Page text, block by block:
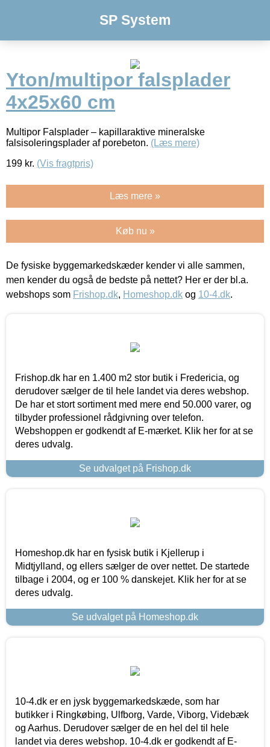
SP System
Yton/multipor falsplader
4x25x60 cm
Multipor Falsplader – kapillaraktive mineralske
falsisoleringsplader af porebeton. (Læs mere)
199 kr. (Vis fragtpris)
Læs mere »
Køb nu »
De fysiske byggemarkedskæder kender vi alle sammen,
men kender du også de bedste på nettet? Her er der bl.a.
webshops som Frishop.dk, Homeshop.dk og 10-4.dk.
Frishop.dk har en 1.400 m2 stor butik i Fredericia, og
derudover sælger de til hele landet via deres webshop.
De har et stort sortiment med mere end 50.000 varer, og
tilbyder professionel rådgivning over telefon.
Webshoppen er godkendt af E-mærket. Klik her for at se
deres udvalg.
Se udvalget på Frishop.dk
Homeshop.dk har en fysisk butik i Kjellerup i
Midtjylland, og ellers sælger de over nettet. De startede
tilbage i 2004, og er 100 % danskejet. Klik her for at se
deres udvalg.
Se udvalget på Homeshop.dk
10-4.dk er en jysk byggemarkedskæde, som har
butikker i Ringkøbing, Ulfborg, Varde, Viborg, Videbæk
og Aarhus. Derudover sælger de en hel del til hele
landet via deres webshop. 10-4.dk er godkendt af E-